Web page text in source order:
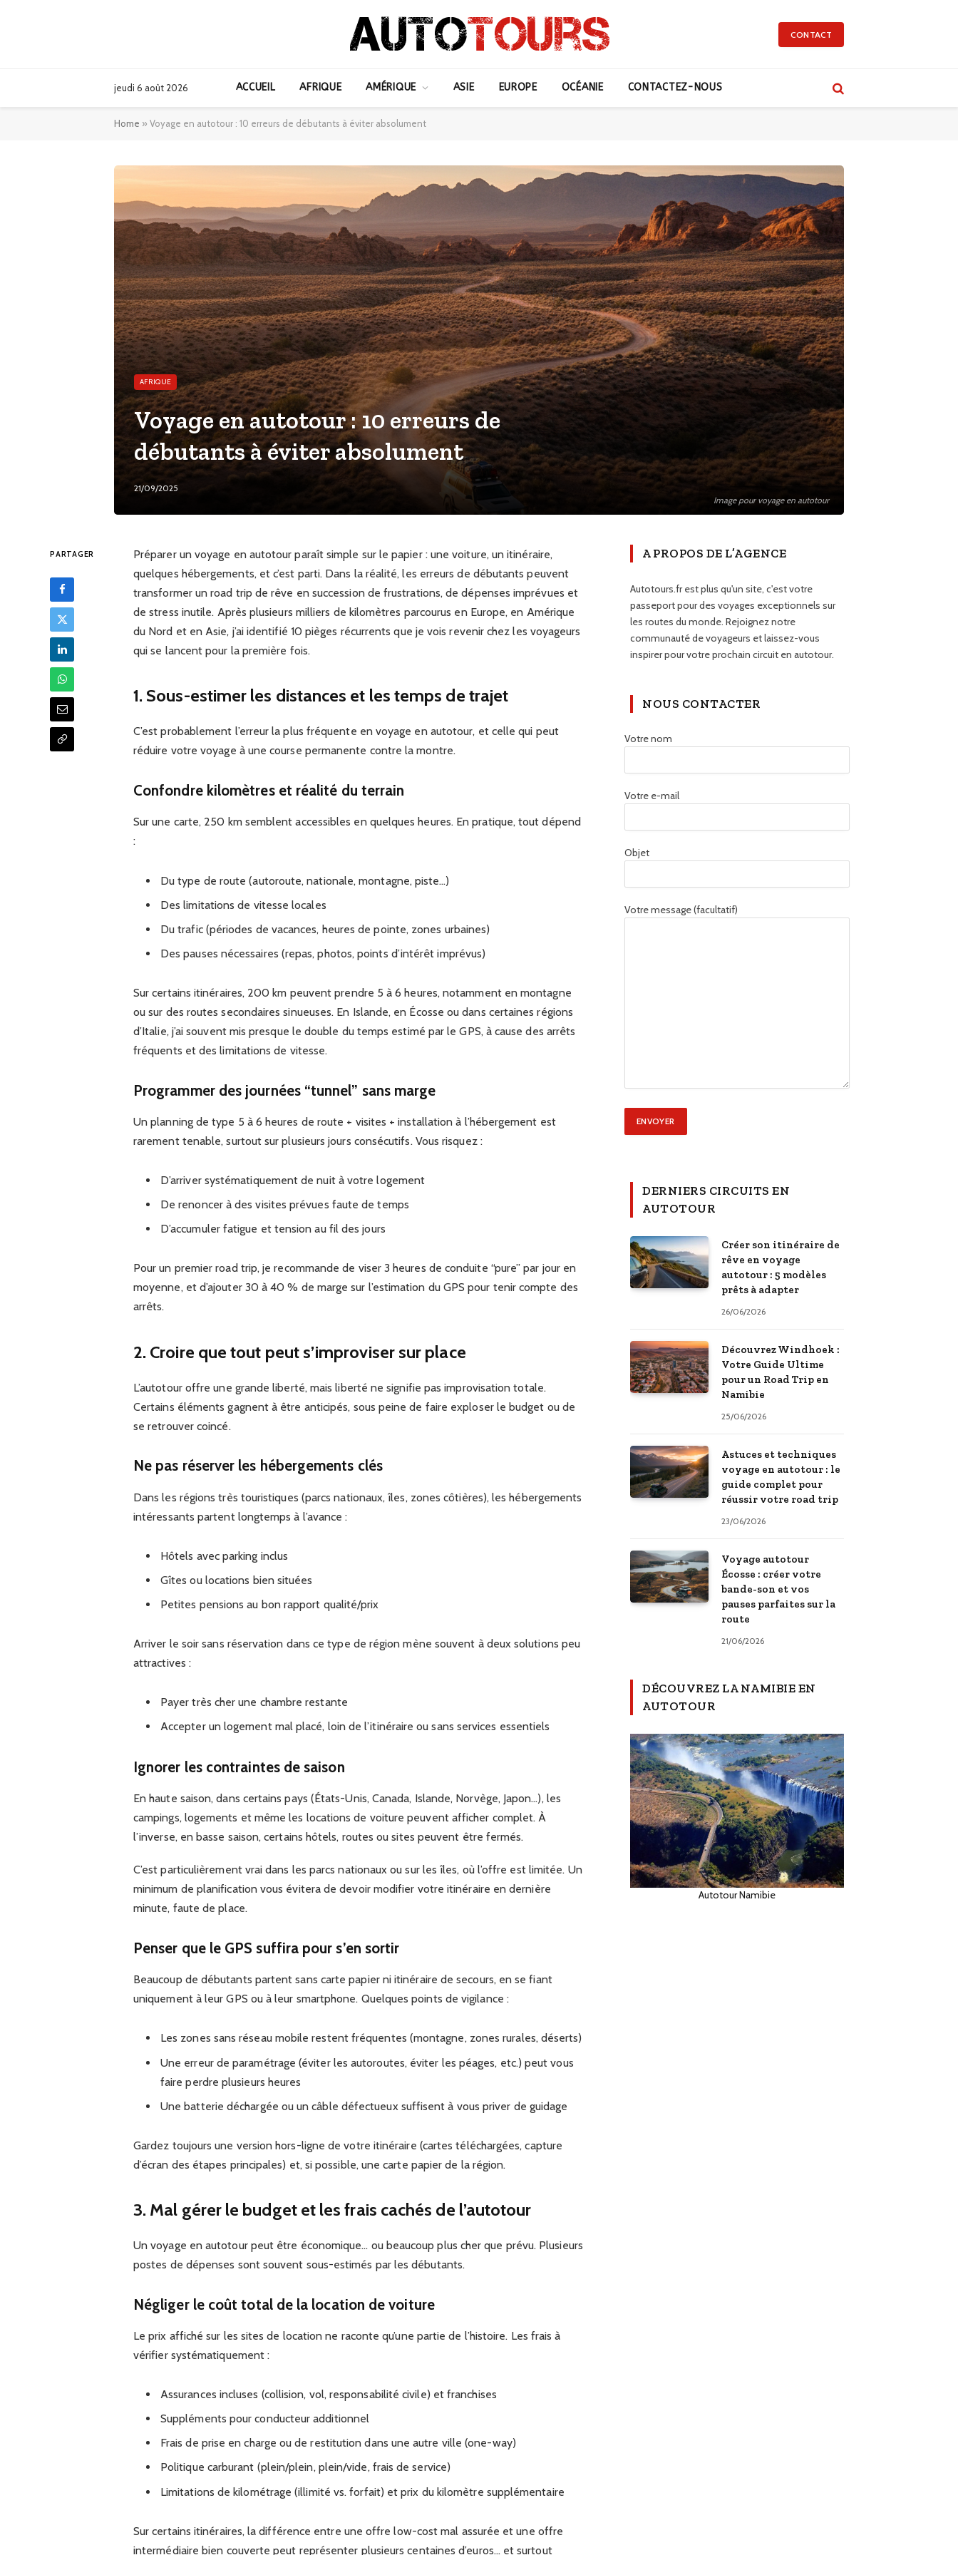
CONTACT
jeudi 6 août 2026 ACCUEIL AFRIQUE AMÉRIQUE ASIE EUROPE OCÉANIE CONTACTEZ-NOUS
Home » Voyage en autotour : 10 erreurs de débutants à éviter absolument
Image pour voyage en autotour
AFRIQUE
Voyage en autotour : 10 erreurs de
débutants à éviter absolument
21/09/2025
PARTAGER
Préparer un voyage en autotour paraît simple sur le papier : une voiture, un itinéraire,
quelques hébergements, et c’est parti. Dans la réalité, les erreurs de débutants peuvent
transformer un road trip de rêve en succession de frustrations, de dépenses imprévues et
de stress inutile. Après plusieurs milliers de kilomètres parcourus en Europe, en Amérique
du Nord et en Asie, j’ai identifié 10 pièges récurrents que je vois revenir chez les voyageurs
qui se lancent pour la première fois.
1. Sous-estimer les distances et les temps de trajet
C’est probablement l’erreur la plus fréquente en voyage en autotour, et celle qui peut
réduire votre voyage à une course permanente contre la montre.
Confondre kilomètres et réalité du terrain
Sur une carte, 250 km semblent accessibles en quelques heures. En pratique, tout dépend
:
Du type de route (autoroute, nationale, montagne, piste…)
Des limitations de vitesse locales
Du trafic (périodes de vacances, heures de pointe, zones urbaines)
Des pauses nécessaires (repas, photos, points d’intérêt imprévus)
Sur certains itinéraires, 200 km peuvent prendre 5 à 6 heures, notamment en montagne
ou sur des routes secondaires sinueuses. En Islande, en Écosse ou dans certaines régions
d’Italie, j’ai souvent mis presque le double du temps estimé par le GPS, à cause des arrêts
fréquents et des limitations de vitesse.
Programmer des journées “tunnel” sans marge
Un planning de type 5 à 6 heures de route + visites + installation à l’hébergement est
rarement tenable, surtout sur plusieurs jours consécutifs. Vous risquez :
D’arriver systématiquement de nuit à votre logement
De renoncer à des visites prévues faute de temps
D’accumuler fatigue et tension au fil des jours
Pour un premier road trip, je recommande de viser 3 heures de conduite “pure” par jour en
moyenne, et d’ajouter 30 à 40 % de marge sur l’estimation du GPS pour tenir compte des
arrêts.
2. Croire que tout peut s’improviser sur place
L’autotour offre une grande liberté, mais liberté ne signifie pas improvisation totale.
Certains éléments gagnent à être anticipés, sous peine de faire exploser le budget ou de
se retrouver coincé.
Ne pas réserver les hébergements clés
Dans les régions très touristiques (parcs nationaux, îles, zones côtières), les hébergements
intéressants partent longtemps à l’avance :
Hôtels avec parking inclus
Gîtes ou locations bien situées
Petites pensions au bon rapport qualité/prix
Arriver le soir sans réservation dans ce type de région mène souvent à deux solutions peu
attractives :
Payer très cher une chambre restante
Accepter un logement mal placé, loin de l’itinéraire ou sans services essentiels
Ignorer les contraintes de saison
En haute saison, dans certains pays (États-Unis, Canada, Islande, Norvège, Japon…), les
campings, logements et même les locations de voiture peuvent afficher complet. À
l’inverse, en basse saison, certains hôtels, routes ou sites peuvent être fermés.
C’est particulièrement vrai dans les parcs nationaux ou sur les îles, où l’offre est limitée. Un
minimum de planification vous évitera de devoir modifier votre itinéraire en dernière
minute, faute de place.
Penser que le GPS suffira pour s’en sortir
Beaucoup de débutants partent sans carte papier ni itinéraire de secours, en se fiant
uniquement à leur GPS ou à leur smartphone. Quelques points de vigilance :
Les zones sans réseau mobile restent fréquentes (montagne, zones rurales, déserts)
Une erreur de paramétrage (éviter les autoroutes, éviter les péages, etc.) peut vous
faire perdre plusieurs heures
Une batterie déchargée ou un câble défectueux suffisent à vous priver de guidage
Gardez toujours une version hors-ligne de votre itinéraire (cartes téléchargées, capture
d’écran des étapes principales) et, si possible, une carte papier de la région.
3. Mal gérer le budget et les frais cachés de l’autotour
Un voyage en autotour peut être économique… ou beaucoup plus cher que prévu. Plusieurs
postes de dépenses sont souvent sous-estimés par les débutants.
Négliger le coût total de la location de voiture
Le prix affiché sur les sites de location ne raconte qu’une partie de l’histoire. Les frais à
vérifier systématiquement :
Assurances incluses (collision, vol, responsabilité civile) et franchises
Suppléments pour conducteur additionnel
Frais de prise en charge ou de restitution dans une autre ville (one-way)
Politique carburant (plein/plein, plein/vide, frais de service)
Limitations de kilométrage (illimité vs. forfait) et prix du kilomètre supplémentaire
Sur certains itinéraires, la différence entre une offre low-cost mal assurée et une offre
intermédiaire bien couverte peut représenter plusieurs centaines d’euros… et surtout
A PROPOS DE L’AGENCE
Autotours.fr est plus qu'un site, c'est votre
passeport pour des voyages exceptionnels sur
les routes du monde. Rejoignez notre
communauté de voyageurs et laissez-vous
inspirer pour votre prochain circuit en autotour.
NOUS CONTACTER
Votre nom
Votre e-mail
Objet
Votre message (facultatif)
DERNIERS CIRCUITS EN
AUTOTOUR
Créer son itinéraire de
rêve en voyage
autotour : 5 modèles
prêts à adapter
26/06/2026
Découvrez Windhoek :
Votre Guide Ultime
pour un Road Trip en
Namibie
25/06/2026
Astuces et techniques
voyage en autotour : le
guide complet pour
réussir votre road trip
23/06/2026
Voyage autotour
Écosse : créer votre
bande-son et vos
pauses parfaites sur la
route
21/06/2026
DÉCOUVREZ LA NAMIBIE EN
AUTOTOUR
Autotour Namibie